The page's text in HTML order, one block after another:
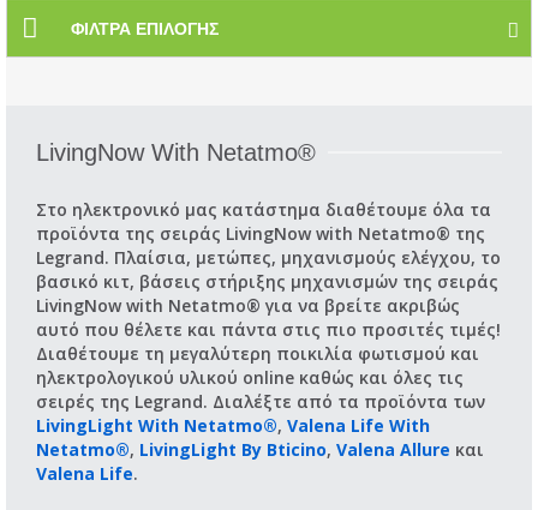
ΦΊΛΤΡΑ ΕΠΙΛΟΓΉΣ
LivingNow With Netatmo®
Στο ηλεκτρονικό μας κατάστημα διαθέτουμε όλα τα
προϊόντα της σειράς LivingNow with Netatmo® της
Legrand. Πλαίσια, μετώπες, μηχανισμούς ελέγχου, το
βασικό κιτ, βάσεις στήριξης μηχανισμών της σειράς
LivingNow with Netatmo® για να βρείτε ακριβώς
αυτό που θέλετε και πάντα στις πιο προσιτές τιμές!
Διαθέτουμε τη μεγαλύτερη ποικιλία φωτισμού και
ηλεκτρολογικού υλικού online καθώς και όλες τις
σειρές της Legrand. Διαλέξτε από τα προϊόντα των
LivingLight With Netatmo®, Valena Life With
Netatmo®, LivingLight By Bticino, Valena Allure και
Valena Life.